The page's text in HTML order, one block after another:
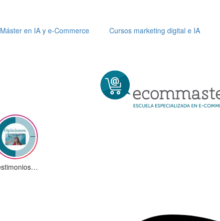
Máster en IA y e-Commerce Cursos marketing digital e IA
Testimonios Alumnos